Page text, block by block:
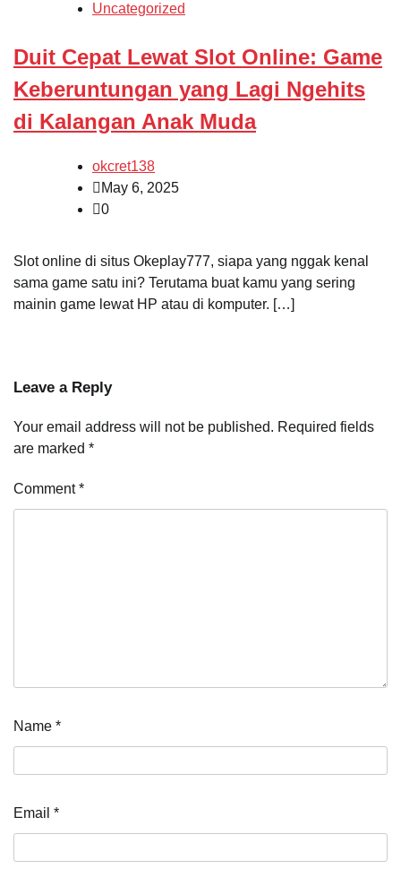
Uncategorized
Duit Cepat Lewat Slot Online: Game
Keberuntungan yang Lagi Ngehits
di Kalangan Anak Muda
okcret138
May 6, 2025
0
Slot online di situs Okeplay777, siapa yang nggak kenal
sama game satu ini? Terutama buat kamu yang sering
mainin game lewat HP atau di komputer. […]
Leave a Reply
Your email address will not be published. Required fields
are marked *
Comment*
Name *
Email *